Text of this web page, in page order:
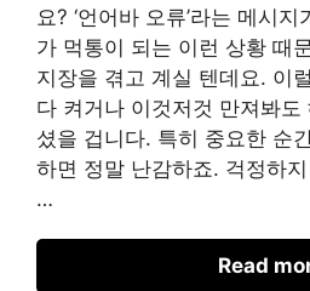
요? ‘언어바 오류’라는 메시
가 먹통이 되는 이런 상황 때
지장을 겪고 계실 텐데요. 이
다 켜거나 이것저것 만져봐
셨을 겁니다. 특히 중요한 순
하면 정말 난감하죠. 걱정하
…
Read